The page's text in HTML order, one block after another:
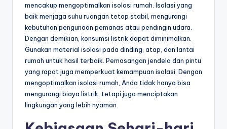
mencakup mengoptimalkan isolasi rumah. Isolasi yang
baik menjaga suhu ruangan tetap stabil, mengurangi
kebutuhan pengunaan pemanas atau pendingin udara.
Dengan demikian, konsumsi listrik dapat diminimalkan.
Gunakan material isolasi pada dinding, atap, dan lantai
rumah untuk hasil terbaik. Pemasangan jendela dan pintu
yang rapat juga memperkuat kemampuan isolasi. Dengan
mengoptimalkan isolasi rumah, Anda tidak hanya bisa
mengurangi biaya listrik, tetapi juga menciptakan
lingkungan yang lebih nyaman.